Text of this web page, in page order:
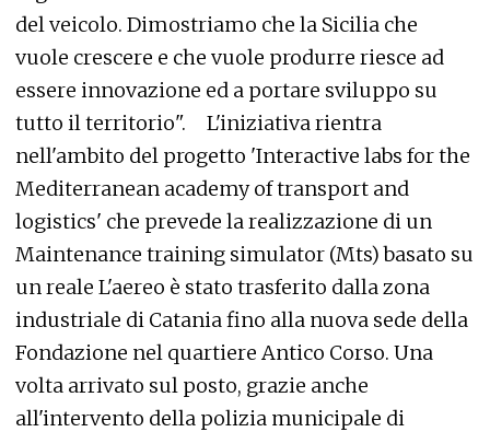
del veicolo. Dimostriamo che la Sicilia che
vuole crescere e che vuole produrre riesce ad
essere innovazione ed a portare sviluppo su
tutto il territorio". L'iniziativa rientra
nell'ambito del progetto 'Interactive labs for the
Mediterranean academy of transport and
logistics' che prevede la realizzazione di un
Maintenance training simulator (Mts) basato su
un reale L'aereo è stato trasferito dalla zona
industriale di Catania fino alla nuova sede della
Fondazione nel quartiere Antico Corso. Una
volta arrivato sul posto, grazie anche
all'intervento della polizia municipale di